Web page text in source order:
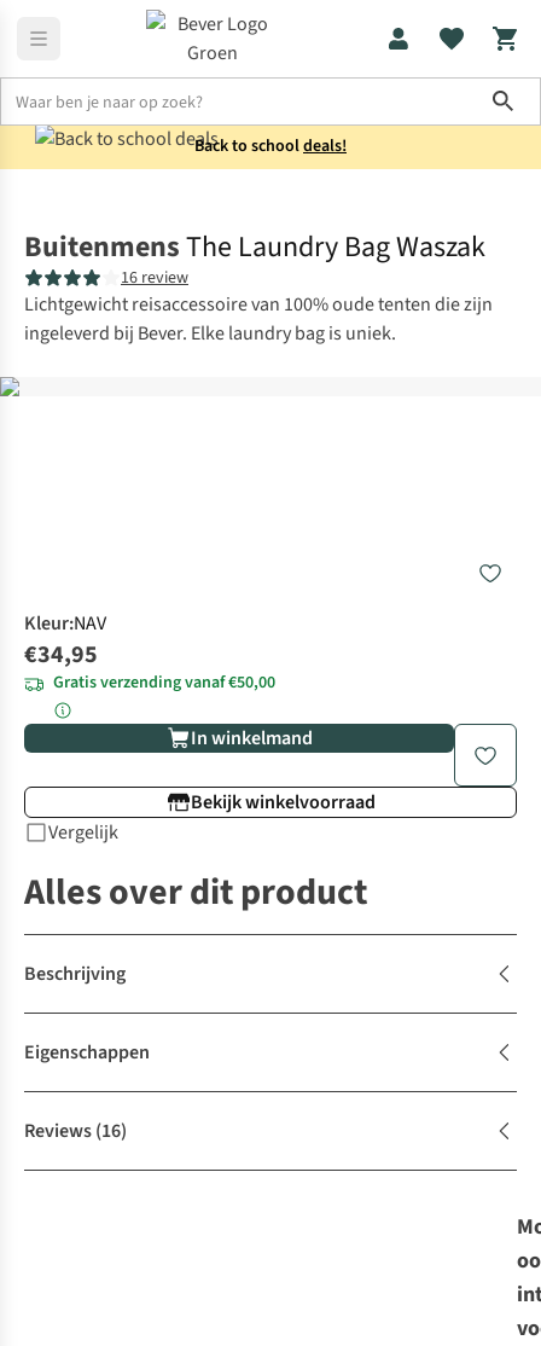
Back to schooldeals!
BuitenmensThe Laundry Bag Waszak
16 review
Lichtgewicht reisaccessoire van 100% oude tenten die zijn
ingeleverd bij Bever. Elke laundry bag is uniek.
Kleur:NAV
€34,95
Gratis verzending vanaf €50,00
In winkelmand
Bekijk winkelvoorraad
Vergelijk
Alles over dit product
Beschrijving
Eigenschappen
Reviews(16)